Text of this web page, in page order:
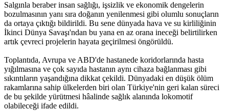
Salgınla beraber insan sağlığı, işsizlik ve ekonomik dengelerin
bozulmasının yanı sıra doğanın yenilenmesi gibi olumlu sonuçların
da ortaya çıktığı bildirildi. Bu sene dünyada hava ve su kirliliğinin
İkinci Dünya Savaşı'ndan bu yana en az orana ineceği belirtilirken
artık çevreci projelerin hayata geçirilmesi öngörüldü.
Toplantıda, Avrupa ve ABD'de hastanede koridorlarında hasta
yığılmasına ve çok sayıda hastanın aynı cihaza bağlanması gibi
sıkıntıların yaşandığına dikkat çekildi. Dünyadaki en düşük ölüm
rakamlarına sahip ülkelerden biri olan Türkiye'nin geri kalan süreci
de bu şekilde yürütmesi hâalinde sağlık alanında lokomotif
olabileceği ifade edildi.